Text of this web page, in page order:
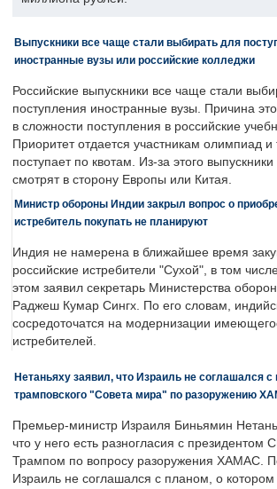
Выпускники все чаще стали выбирать для
иностранные вузы или российские колледжи
Российские выпускники все чаще стали
поступления иностранные вузы. Причина
в сложности поступления в российские
Приоритет отдается участникам олимпиад и
поступает по квотам. Из-за этого
смотрят в сторону Европы или Китая.
Министр обороны Индии закрыл вопрос о
истребитель покупать не планируют
Индия не намерена в ближайшее время
российские истребители "Сухой", в том
этом заявил секретарь Министерства
Раджеш Кумар Сингх. По его словам,
сосредоточатся на модернизации
истребителей.
Нетаньяху заявил, что Израиль не соглашался с
трамповского "Совета мира" по разоружению
Премьер-министр Израиля Биньямин
что у него есть разногласия с
Трампом по вопросу разоружения ХАМАС.
Израиль не соглашался с планом, о котором